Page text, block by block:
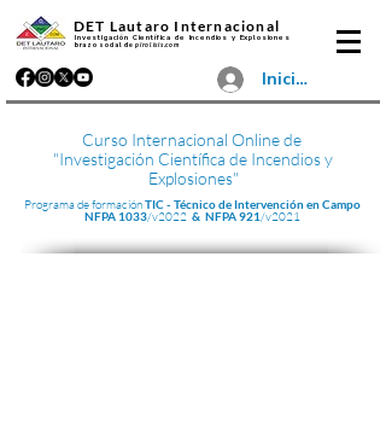
Iniciar sesión
DET Lautaro Internacional
Investigación Científica de Incendios y Explosiones
brazo social depirolisis.com
Curso Internacional Online de
"Investigación Científica de Incendios y
Explosiones"
Programa de formaciónTIC - Técnico deIntervenciónen Campo
NFPA 1033/v2022 & NFPA 921/v2021